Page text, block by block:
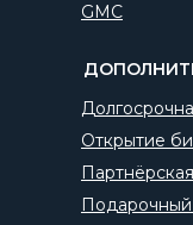
Открытие
GMC